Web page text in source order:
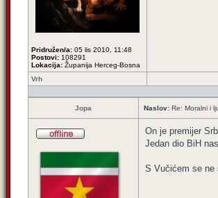
Pridružen/a: 05 lis 2010, 11:48
Postovi: 108291
Lokacija: Županija Herceg-Bosna
Vrh
Jopa Naslov: Re: Moralni i
On je premijer
Jedan dio BiH
S Vučićem se ne